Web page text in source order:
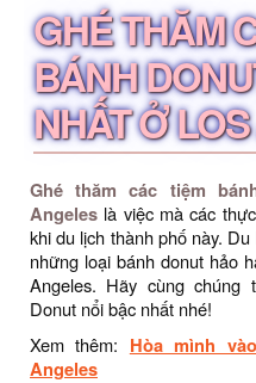
GHÉ THĂM
BÁNH
NHẤT Ở
Ghé thăm các tiệm
Angeles là việc mà các
khi du lịch thành phố này.
những loại bánh donut hảo
Angeles. Hãy cùng
Donut nổi bậc nhất nhé!
Xem thêm: Hòa mình
Angeles